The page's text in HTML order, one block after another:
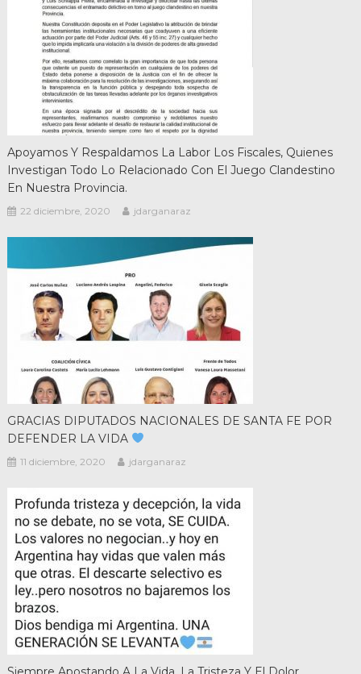
Apoyamos Y Respaldamos La Labor Los Fiscales, Quienes
Investigan Todo Lo Relacionado Con El Juego Clandestino
En Nuestra Provincia.
22 diciembre, 2020 jdarganaraz
GRACIAS DIPUTADOS NACIONALES DE SANTA FE POR
DEFENDER LA VIDA
11 diciembre, 2020 jdarganaraz